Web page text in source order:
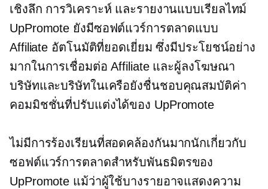
เชิงลึก การวิเคราะห์ และรายงานแบบเรียลไทม์
UpPromote ยังมีซอฟต์แวร์การตลาดแบบ
Affiliate อัตโนมัติที่ยอดเยี่ยม ซึ่งมีประโยชน์อย่าง
มากในการเชื่อมต่อ Affiliate และผู้ลงโฆษณา
บริษัทและบริษัทในเครือยังชื่นชอบคุณสมบัติค่า
คอมมิชชั่นที่ปรับแต่งได้ของ UpPromote
ไม่มีการร้องเรียนที่สอดคล้องกันมากนักเกี่ยวกับ
ซอฟต์แวร์การตลาดสำหรับพันธมิตรของ
UpPromote แม้ว่าผู้ใช้บางรายอาจแสดงความ